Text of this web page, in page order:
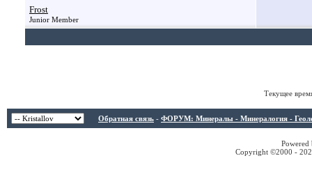
Frost
Junior Member
Текущее
Обратная связь - ФОРУМ: Минералы - Минералогия -
Copyright ©2000 -